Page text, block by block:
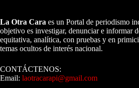
La Otra Cara es un Portal de periodismo
objetivo es investigar, denunciar e informar
equitativa, analítica, con pruebas y en
temas ocultos de interés nacional.
CONTÁCTENOS:
Email: laotracarapi@gmail.com